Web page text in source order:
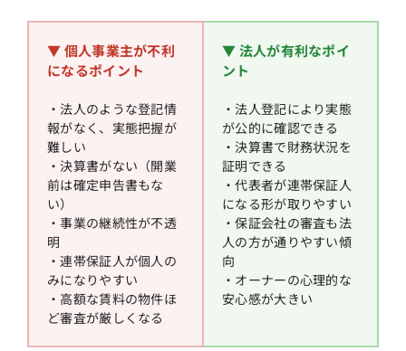
▼ 個人事業主が不利
になるポイント
・法人のような登記情
報がなく、実態把握が
難しい
・決算書がない（開業
前は確定申告書もな
い）
・事業の継続性が不透
明
・連帯保証人が個人の
みになりやすい
・高額な賃料の物件ほ
ど審査が厳しくなる
▼ 法人が有利なポイ
ント
・法人登記により実態
が公的に確認できる
・決算書で財務状況を
証明できる
・代表者が連帯保証人
になる形が取りやすい
・保証会社の審査も法
人の方が通りやすい傾
向
・オーナーの心理的な
安心感が大きい